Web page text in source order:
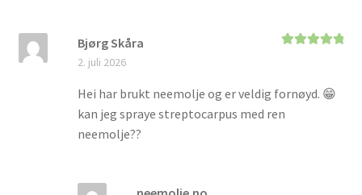
Bjørg Skåra
2. juli 2026
Hei har brukt neemolje og er veldig fornøyd. 😁
kan jeg spraye streptocarpus med ren
neemolje??